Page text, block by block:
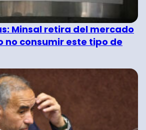
Minsal retira del mercado
no consumir este tipo de